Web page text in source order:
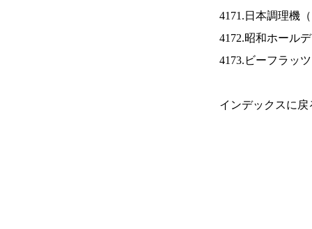
4171.日本調理機（
4172.昭和ホール
4173.ビーフラッ
インデックスに戻